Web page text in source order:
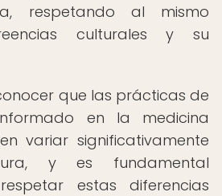
respetando al mismo
culturales y su
que las prácticas de
en la medicina
variar significativamente
y es fundamental
estas diferencias